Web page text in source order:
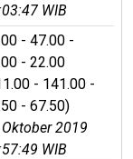
WIB
- 47.00 -
- 22.00
- 141.00 -
- 67.50)
2019
WIB